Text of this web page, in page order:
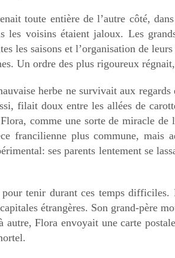
toute entière de l’autre côté,
voisins étaient jaloux. Les
les saisons et l’organisation de
Un ordre des plus rigoureux
herbe ne survivait aux
filait doux entre les allées de
comme une sorte de miracle de
francilienne plus commune, mais
ses parents lentement se
tenir durant ces temps
étrangères. Son grand-père
Flora envoyait une carte